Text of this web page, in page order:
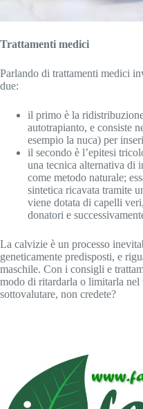
Trattamenti medici
Parlando di trattamenti medici
due:
il primo è la
autotrapianto, e consiste
esempio la nuca) per
il secondo è l’epitesi
una tecnica alternativa di
come metodo naturale;
sintetica ricavata tramite
viene dotata di capelli
donatori e
La calvizie è un processo
geneticamente predisposti, e
maschile. Con i consigli e
modo di ritardarla o limitarla nel
sottovalutare, non credete?